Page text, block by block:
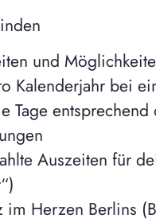
und
Kalenderjahr bei
Tage
Auszeiten für
im Herzen Berlins